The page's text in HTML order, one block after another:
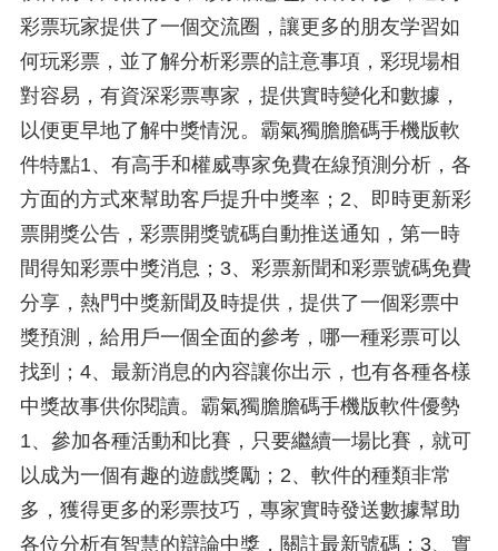
彩票玩家提供了一個交流圈，讓更多的朋友学習如
何玩彩票，並了解分析彩票的註意事項，彩現場相
對容易，有資深彩票專家，提供實時變化和數據，
以便更早地了解中獎情況。霸氣獨膽膽碼手機版軟
件特點1、有高手和權威專家免費在線預測分析，各
方面的方式來幫助客戶提升中獎率；2、即時更新彩
票開獎公告，彩票開獎號碼自動推送通知，第一時
間得知彩票中獎消息；3、彩票新聞和彩票號碼免費
分享，熱門中獎新聞及時提供，提供了一個彩票中
獎預測，給用戶一個全面的參考，哪一種彩票可以
找到；4、最新消息的內容讓你出示，也有各種各樣
中獎故事供你閱讀。霸氣獨膽膽碼手機版軟件優勢
1、參加各種活動和比賽，只要繼續一場比賽，就可
以成为一個有趣的遊戲獎勵；2、軟件的種類非常
多，獲得更多的彩票技巧，專家實時發送數據幫助
各位分析有智慧的辯論中獎，關註最新號碼；3、實